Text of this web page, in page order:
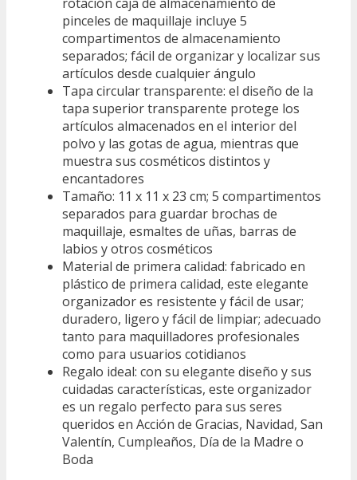
pinceles de maquillaje incluye 5
compartimentos de almacenamiento
separados; fácil de organizar y localizar sus
artículos desde cualquier ángulo
Tapa circular transparente: el diseño de la
tapa superior transparente protege los
artículos almacenados en el interior del
polvo y las gotas de agua, mientras que
muestra sus cosméticos distintos y
encantadores
Tamaño: 11 x 11 x 23 cm; 5 compartimentos
separados para guardar brochas de
maquillaje, esmaltes de uñas, barras de
labios y otros cosméticos
Material de primera calidad: fabricado en
plástico de primera calidad, este elegante
organizador es resistente y fácil de usar;
duradero, ligero y fácil de limpiar; adecuado
tanto para maquilladores profesionales
como para usuarios cotidianos
Regalo ideal: con su elegante diseño y sus
cuidadas características, este organizador
es un regalo perfecto para sus seres
queridos en Acción de Gracias, Navidad, San
Valentín, Cumpleaños, Día de la Madre o
Boda